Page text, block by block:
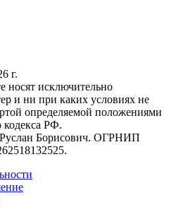
г.
носят исключительно
и ни при каких условиях не
определяемой положениями
кодекса РФ.
Борисович. ОГРНИП